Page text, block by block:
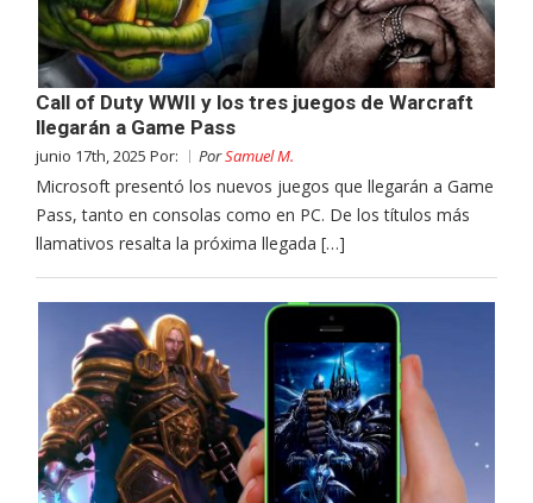
Call of Duty WWII y los tres juegos de Warcraft
llegarán a Game Pass
junio 17th, 2025 Por: PorSamuel M.
Microsoft presentó los nuevos juegos que llegarán a Game
Pass, tanto en consolas como en PC. De los títulos más
llamativos resalta la próxima llegada […]